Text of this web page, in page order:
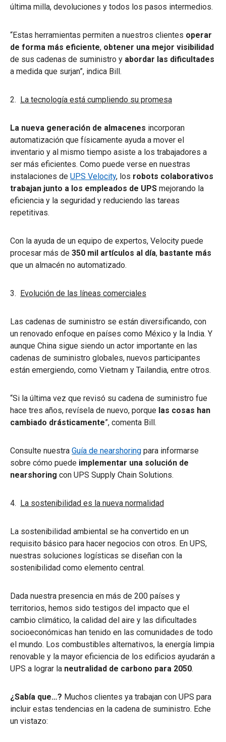
última milla, devoluciones y todos los pasos intermedios.
“Estas herramientas permiten a nuestros clientes operar
de forma más eficiente, obtener una mejor visibilidad
de sus cadenas de suministro y abordar las dificultades
a medida que surjan”, indica Bill.
2. La tecnología está cumpliendo su promesa
La nueva generación de almacenes incorporan
automatización que físicamente ayuda a mover el
inventario y al mismo tiempo asiste a los trabajadores a
ser más eficientes. Como puede verse en nuestras
instalaciones de UPS Velocity, los robots colaborativos
trabajan junto a los empleados de UPS mejorando la
eficiencia y la seguridad y reduciendo las tareas
repetitivas.
Con la ayuda de un equipo de expertos, Velocity puede
procesar más de 350 mil artículos al día, bastante más
que un almacén no automatizado.
3. Evolución de las líneas comerciales
Las cadenas de suministro se están diversificando, con
un renovado enfoque en países como México y la India. Y
aunque China sigue siendo un actor importante en las
cadenas de suministro globales, nuevos participantes
están emergiendo, como Vietnam y Tailandia, entre otros.
“Si la última vez que revisó su cadena de suministro fue
hace tres años, revísela de nuevo, porque las cosas han
cambiado drásticamente”, comenta Bill.
Consulte nuestra Guía de nearshoring para informarse
sobre cómo puede implementar una solución de
nearshoring con UPS Supply Chain Solutions.
4. La sostenibilidad es la nueva normalidad
La sostenibilidad ambiental se ha convertido en un
requisito básico para hacer negocios con otros. En UPS,
nuestras soluciones logísticas se diseñan con la
sostenibilidad como elemento central.
Dada nuestra presencia en más de 200 países y
territorios, hemos sido testigos del impacto que el
cambio climático, la calidad del aire y las dificultades
socioeconómicas han tenido en las comunidades de todo
el mundo. Los combustibles alternativos, la energía limpia
renovable y la mayor eficiencia de los edificios ayudarán a
UPS a lograr la neutralidad de carbono para 2050.
¿Sabía que…? Muchos clientes ya trabajan con UPS para
incluir estas tendencias en la cadena de suministro. Eche
un vistazo: